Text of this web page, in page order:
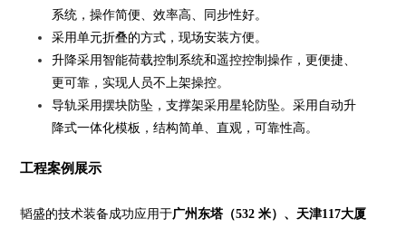
系统，操作简便、效率高、同步性好。
采用单元折叠的方式，现场安装方便。
升降采用智能荷载控制系统和遥控控制操作，更便捷、
更可靠，实现人员不上架操控。
导轨采用摆块防坠，支撑架采用星轮防坠。采用自动升
降式一体化模板，结构简单、直观，可靠性高。
工程案例展示
韬盛的技术装备成功应用于广州东塔（532 米）、天津117大厦